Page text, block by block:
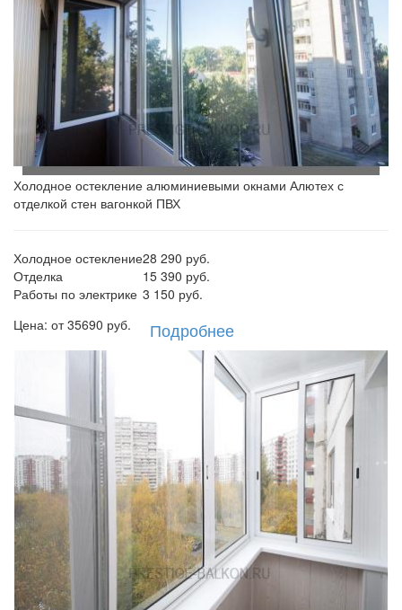
Холодное остекление алюминиевыми окнами Алютех с
отделкой стен вагонкой ПВХ
Холодное остекление28 290 руб.
Отделка
15 390 руб.
Работы по электрике 3 150 руб.
Цена: от35690 руб. Подробнее